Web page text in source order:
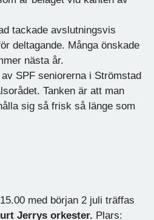
tackade avslutningsvis
deltagande. Många önskade
nästa år.
SPF seniorerna i Strömstad
Tanken är att man
sig så frisk så länge som
med början 2 juli träffas
Jerrys orkester. Plars: